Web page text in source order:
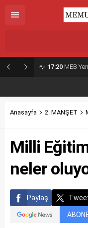
17:20 MEB
Anasayfa 2. MANŞET
Milli
neler
Paylaş